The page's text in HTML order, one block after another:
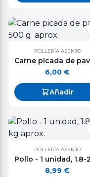
POLLERÍA ASENJO
6,00 €
Añadir
POLLERÍA ASENJO
8,99 €